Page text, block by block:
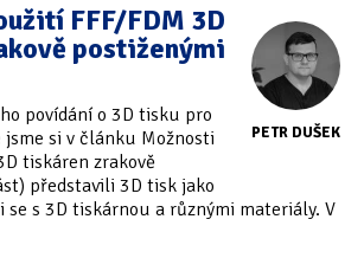
PETR DUŠEK
FFF/FDM 3D
postiženými
povídání o 3D tisku pro
jsme si v článku Možnosti
tiskáren zrakově
představili 3D tisk jako
se s 3D tiskárnou a různými materiály. V